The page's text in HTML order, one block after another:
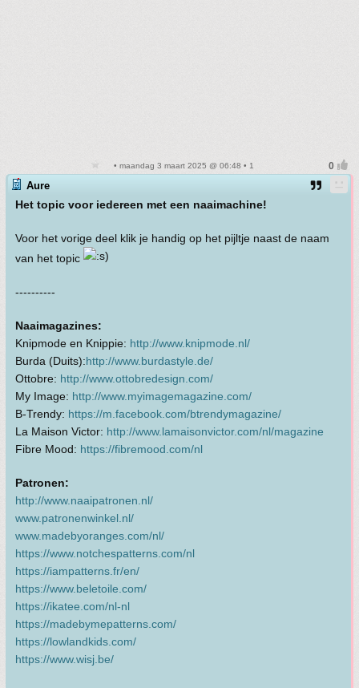
• maandag 3 maart 2025 @ 06:48 • 1
Aure
Het topic voor iedereen met een naaimachine!
Voor het vorige deel klik je handig op het pijltje naast de naam
van het topic
----------
Naaimagazines:
Knipmode en Knippie: http://www.knipmode.nl/
Burda (Duits):http://www.burdastyle.de/
Ottobre: http://www.ottobredesign.com/
My Image: http://www.myimagemagazine.com/
B-Trendy: https://m.facebook.com/btrendymagazine/
La Maison Victor: http://www.lamaisonvictor.com/nl/magazine
Fibre Mood: https://fibremood.com/nl
Patronen:
http://www.naaipatronen.nl/
www.patronenwinkel.nl/
www.madebyoranges.com/nl/
https://www.notchespatterns.com/nl
https://iampatterns.fr/en/
https://www.beletoile.com/
https://ikatee.com/nl-nl
https://madebymepatterns.com/
https://lowlandkids.com/
https://www.wisj.be/